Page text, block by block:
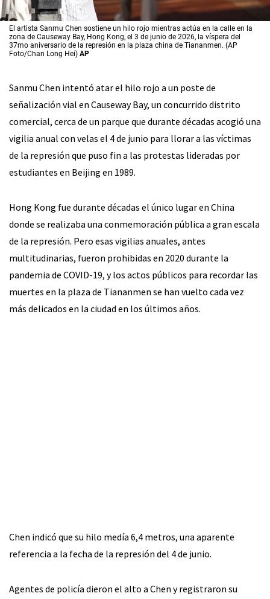
El artista Sanmu Chen sostiene un hilo rojo mientras actúa en la calle en la
zona de Causeway Bay, Hong Kong, el 3 de junio de 2026, la víspera del
37mo aniversario de la represión en la plaza china de Tiananmen. (AP
Foto/Chan Long Hei) AP
Sanmu Chen intentó atar el hilo rojo a un poste de
señalización vial en Causeway Bay, un concurrido distrito
comercial, cerca de un parque que durante décadas acogió una
vigilia anual con velas el 4 de junio para llorar a las víctimas
de la represión que puso fin a las protestas lideradas por
estudiantes en Beijing en 1989.
Hong Kong fue durante décadas el único lugar en China
donde se realizaba una conmemoración pública a gran escala
de la represión. Pero esas vigilias anuales, antes
multitudinarias, fueron prohibidas en 2020 durante la
pandemia de COVID-19, y los actos públicos para recordar las
muertes en la plaza de Tiananmen se han vuelto cada vez
más delicados en la ciudad en los últimos años.
Chen indicó que su hilo medía 6,4 metros, una aparente
referencia a la fecha de la represión del 4 de junio.
Agentes de policía dieron el alto a Chen y registraron su